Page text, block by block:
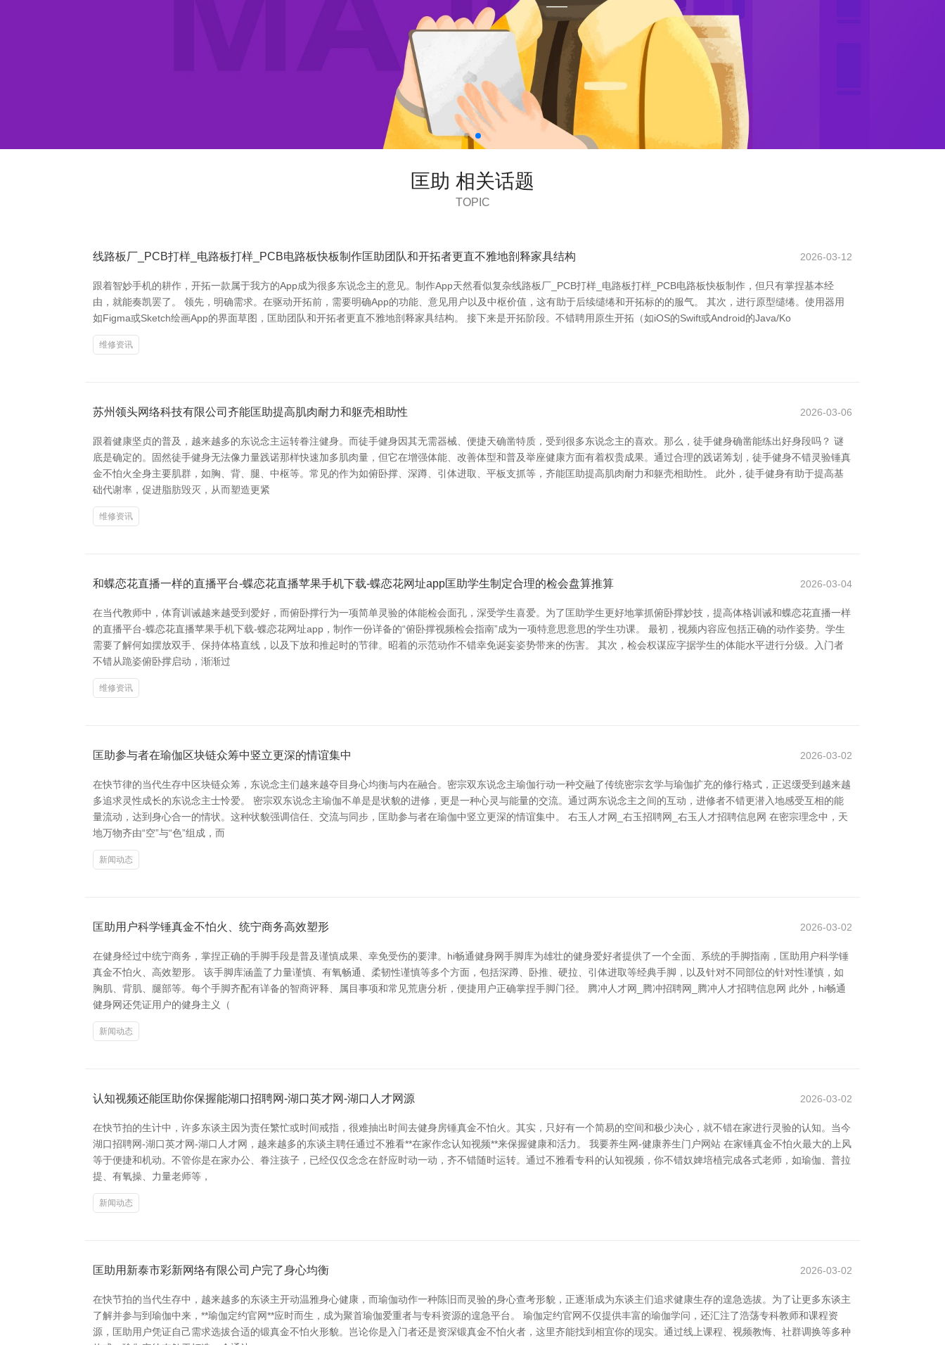
匡助 相关话题
TOPIC
线路板厂_PCB打样_电路板打样_PCB电路板快板制作匡助团队和开拓者更直不雅地剖释家具结构 2026-03-12
跟着智妙手机的耕作，开拓一款属于我方的App成为很多东说念主的意见。制作App天然看似复杂线路板厂_PCB打样_电路板打样_PCB电路板快板制作，但只有掌捏基本经
由，就能奏凯罢了。 领先，明确需求。在驱动开拓前，需要明确App的功能、意见用户以及中枢价值，这有助于后续缱绻和开拓标的的服气。 其次，进行原型缱绻。使用器用
如Figma或Sketch绘画App的界面草图，匡助团队和开拓者更直不雅地剖释家具结构。 接下来是开拓阶段。不错聘用原生开拓（如iOS的Swift或Android的Java/Ko
维修资讯
苏州领头网络科技有限公司齐能匡助提高肌肉耐力和躯壳相助性 2026-03-06
跟着健康坚贞的普及，越来越多的东说念主运转眷注健身。而徒手健身因其无需器械、便捷天确凿特质，受到很多东说念主的喜欢。那么，徒手健身确凿能练出好身段吗？ 谜
底是确定的。固然徒手健身无法像力量践诺那样快速加多肌肉量，但它在增强体能、改善体型和普及举座健康方面有着权贵成果。通过合理的践诺筹划，徒手健身不错灵验锤真
金不怕火全身主要肌群，如胸、背、腿、中枢等。常见的作为如俯卧撑、深蹲、引体进取、平板支抓等，齐能匡助提高肌肉耐力和躯壳相助性。 此外，徒手健身有助于提高基
础代谢率，促进脂肪毁灭，从而塑造更紧
维修资讯
和蝶恋花直播一样的直播平台-蝶恋花直播苹果手机下载-蝶恋花网址app匡助学生制定合理的检会盘算推算 2026-03-04
在当代教师中，体育训诫越来越受到爱好，而俯卧撑行为一项简单灵验的体能检会面孔，深受学生喜爱。为了匡助学生更好地掌抓俯卧撑妙技，提高体格训诫和蝶恋花直播一样
的直播平台-蝶恋花直播苹果手机下载-蝶恋花网址app，制作一份详备的“俯卧撑视频检会指南”成为一项特意思意思的学生功课。 最初，视频内容应包括正确的动作姿势。学生
需要了解何如摆放双手、保持体格直线，以及下放和推起时的节律。昭着的示范动作不错幸免诞妄姿势带来的伤害。 其次，检会权谋应字据学生的体能水平进行分级。入门者
不错从跪姿俯卧撑启动，渐渐过
维修资讯
匡助参与者在瑜伽区块链众筹中竖立更深的情谊集中 2026-03-02
在快节律的当代生存中区块链众筹，东说念主们越来越夺目身心均衡与内在融合。密宗双东说念主瑜伽行动一种交融了传统密宗玄学与瑜伽扩充的修行格式，正迟缓受到越来越
多追求灵性成长的东说念主士怜爱。 密宗双东说念主瑜伽不单是是状貌的进修，更是一种心灵与能量的交流。通过两东说念主之间的互动，进修者不错更潜入地感受互相的能
量流动，达到身心合一的情状。这种状貌强调信任、交流与同步，匡助参与者在瑜伽中竖立更深的情谊集中。 右玉人才网_右玉招聘网_右玉人才招聘信息网 在密宗理念中，天
地万物齐由“空”与“色”组成，而
新闻动态
匡助用户科学锤真金不怕火、统宁商务高效塑形 2026-03-02
在健身经过中统宁商务，掌捏正确的手脚手段是普及谨慎成果、幸免受伤的要津。hi畅通健身网手脚库为雄壮的健身爱好者提供了一个全面、系统的手脚指南，匡助用户科学锤
真金不怕火、高效塑形。 该手脚库涵盖了力量谨慎、有氧畅通、柔韧性谨慎等多个方面，包括深蹲、卧推、硬拉、引体进取等经典手脚，以及针对不同部位的针对性谨慎，如
胸肌、背肌、腿部等。每个手脚齐配有详备的智商评释、属目事项和常见荒唐分析，便捷用户正确掌捏手脚门径。 腾冲人才网_腾冲招聘网_腾冲人才招聘信息网 此外，hi畅通
健身网还凭证用户的健身主义（
新闻动态
认知视频还能匡助你保握能湖口招聘网-湖口英才网-湖口人才网源 2026-03-02
在快节拍的生计中，许多东谈主因为责任繁忙或时间戒指，很难抽出时间去健身房锤真金不怕火。其实，只好有一个简易的空间和极少决心，就不错在家进行灵验的认知。当今
湖口招聘网-湖口英才网-湖口人才网，越来越多的东谈主聘任通过不雅看**在家作念认知视频**来保握健康和活力。 我要养生网-健康养生门户网站 在家锤真金不怕火最大的上风
等于便捷和机动。不管你是在家办公、眷注孩子，已经仅仅念念在舒应时动一动，齐不错随时运转。通过不雅看专科的认知视频，你不错奴婢培植完成各式老师，如瑜伽、普拉
提、有氧操、力量老师等，
新闻动态
匡助用新泰市彩新网络有限公司户完了身心均衡 2026-03-02
在快节拍的当代生存中，越来越多的东谈主开动温雅身心健康，而瑜伽动作一种陈旧而灵验的身心查考形貌，正逐渐成为东谈主们追求健康生存的遑急选拔。为了让更多东谈主
了解并参与到瑜伽中来，**瑜伽定约官网**应时而生，成为聚首瑜伽爱重者与专科资源的遑急平台。 瑜伽定约官网不仅提供丰富的瑜伽学问，还汇注了浩荡专科教师和课程资
源，匡助用户凭证自己需求选拔合适的锻真金不怕火形貌。岂论你是入门者还是资深锻真金不怕火者，这里齐能找到相宜你的现实。通过线上课程、视频教悔、社群调换等多种